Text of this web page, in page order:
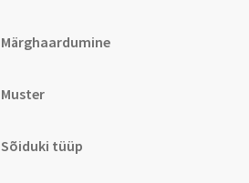
Märghaardumine
Muster
Sõiduki tüüp